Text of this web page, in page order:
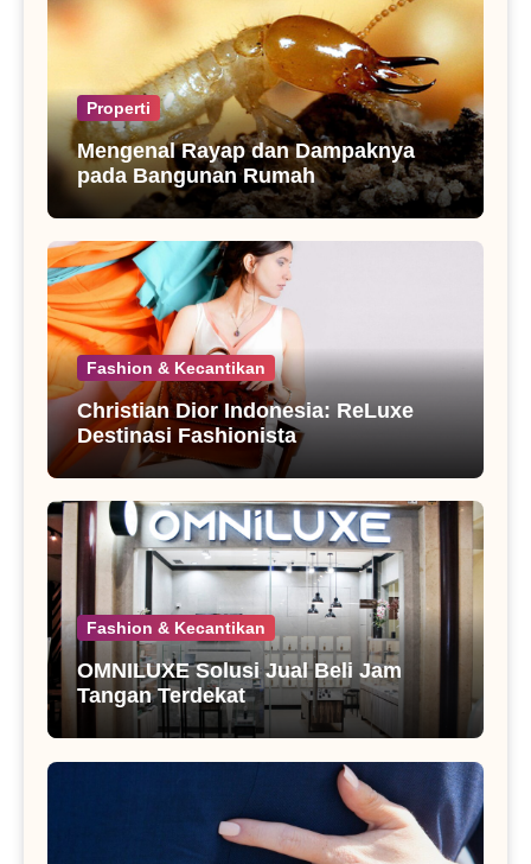
Properti
Mengenal Rayap dan Dampaknya
pada Bangunan Rumah
Fashion & Kecantikan
Christian Dior Indonesia: ReLuxe
Destinasi Fashionista
Fashion & Kecantikan
OMNILUXE Solusi Jual Beli Jam
Tangan Terdekat